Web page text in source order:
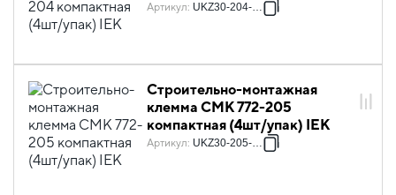
Артикул: UKZ30-204-004
Строительно-монтажная
клемма СМК 772-205
компактная (4шт/упак) IEK
Артикул: UKZ30-205-004